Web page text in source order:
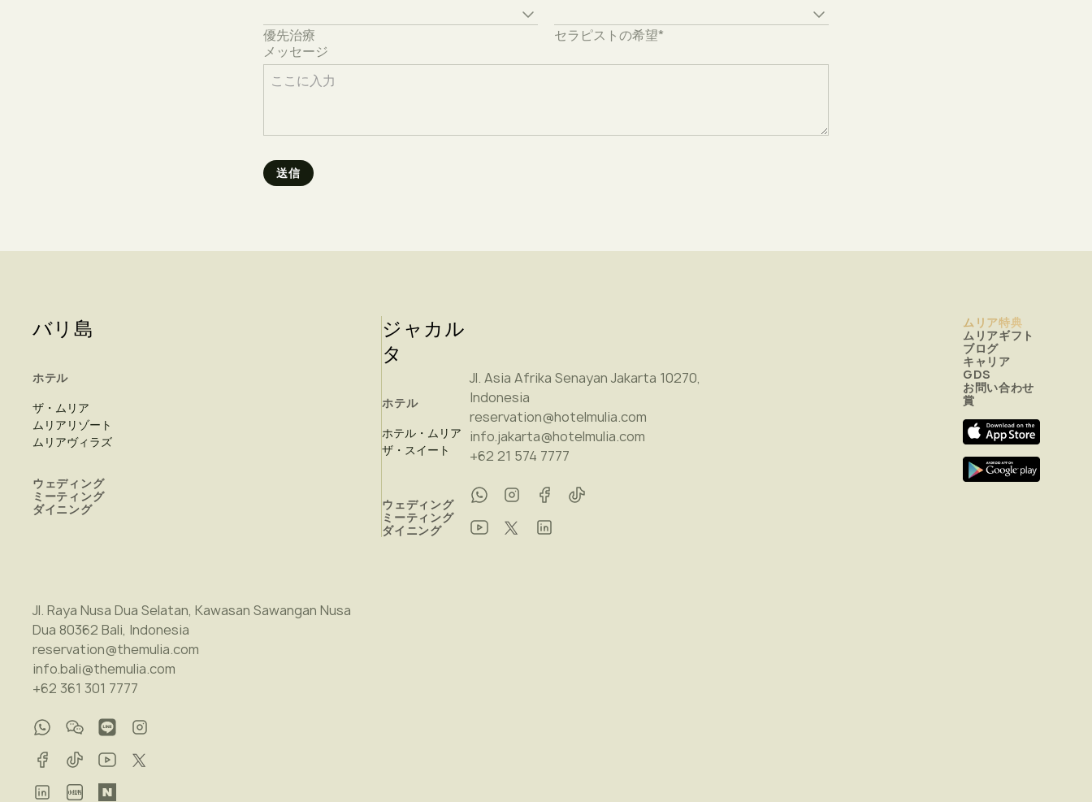
優先治療
セラピストの希望*
メッセージ
バリ島
ホテル
ザ・ムリア
ムリアリゾート
ムリアヴィラズ
ウェディング
ミーティング
ダイニング
Jl. Raya Nusa Dua Selatan, Kawasan Sawangan Nusa
Dua 80362 Bali, Indonesia
reservation@themulia.com
info.bali@themulia.com
+62 361 301 7777
ジャカル
タ
ホテル
ホテル・ムリア
ザ・スイート
ウェディング
ミーティング
ダイニング
Jl. Asia Afrika Senayan Jakarta 10270,
Indonesia
reservation@hotelmulia.com
info.jakarta@hotelmulia.com
+62 21 574 7777
ムリア特典
ムリアギフト
ブログ
キャリア
GDS
お問い合わせ
賞